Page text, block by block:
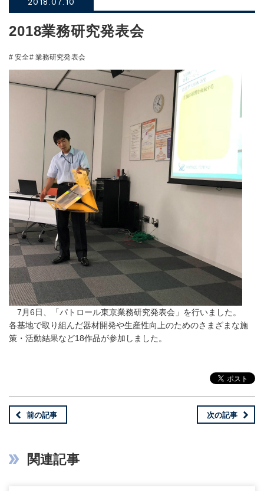
2018業務研究発表会
# 安全# 業務研究発表会
7月6日、「パトロール東京業務研究発表会」を行いました。
各基地で取り組んだ器材開発や生産性向上のためのさまざまな施
策・活動結果など18作品が参加しました。
前の記事 次の記事
関連記事